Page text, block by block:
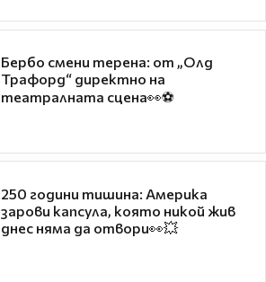
Бербо смени терена: от „Олд
Трафорд“ директно на
театралната сцена👀⚽
250 години тишина: Америка
зарови капсула, която никой жив
днес няма да отвори👀💥